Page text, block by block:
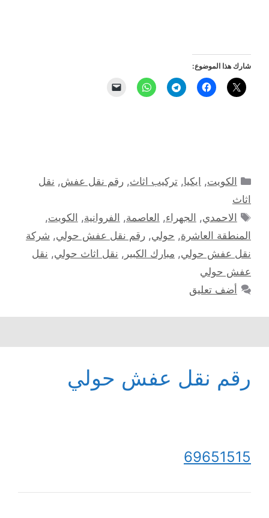
شارك هذا الموضوع:
التصنيفات
الكويت, ايكيا,تركيب اثاث,رقم نقل عفش, نقل
اثاث
الوسوم
الاحمدي, الجهراء, العاصمة, الفروانية, الكويت,
المنطقة العاشرة, حولي, رقم نقل عفش حولي, شركة
نقل عفش حولي, مبارك الكبير , نقل اثاث حولي, نقل
عفش حولي
أضف تعليق
رقم نقل عفش حولي
69651515